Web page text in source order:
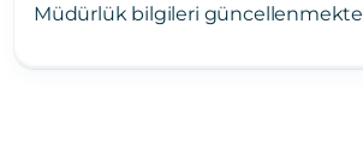
Müdürlük bilgileri